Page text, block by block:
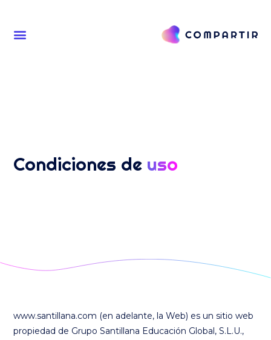
Condiciones de uso
www.santillana.com (en adelante, la Web) es un sitio web
propiedad de Grupo Santillana Educación Global, S.L.U.,